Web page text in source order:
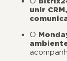
unir
O